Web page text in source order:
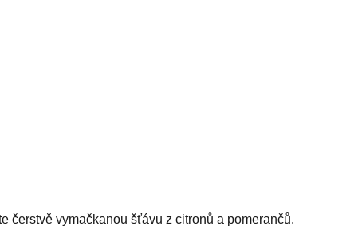
čerstvě vymačkanou šťávu z citronů a pomerančů.